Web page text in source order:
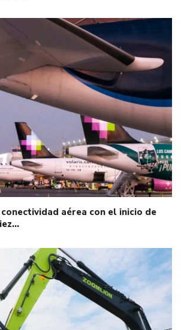
aérea con el inicio de